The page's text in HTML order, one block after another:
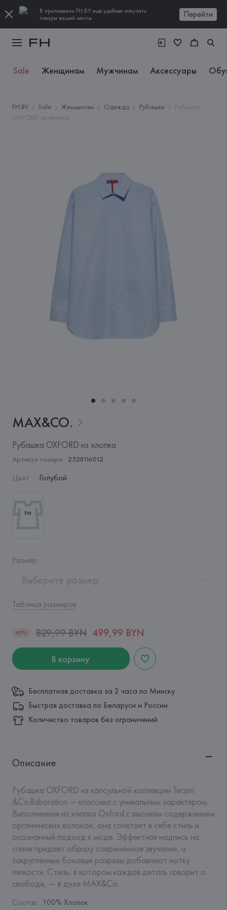
В приложении FH.BY еще удобнее покупать
товары вашей мечты
Перейти
Sale Женщинам Мужчинам Аксессуары
FH.BY Sale Женщинам Одежда Рубашки
Рубашка
OXFORD из хлопка
MAX&CO.
Рубашка OXFORD из хлопка
Артикул товара: 2528116012
Цвет: Голубой
Размер:
Выберите размер
Таблица размеров
40% 829,99 BYN 499,99 BYN
В корзину
Бесплатная доставка за 2 часа по Минску
Быстрая доставка по Беларуси и России
Количество товаров без ограничений
Описание
Рубашка OXFORD из капсульной коллекции Terzini
&Co.llaboration — классика с уникальным характером.
Выполненная из хлопка Oxford с высоким содержанием
органических волокон, она сочетает в себе стиль и
осознанный подход к моде. Эффектная надпись на
спине придает образу современное звучание, а
закругленные боковые разрезы добавляют нотку
легкости. Стиль, в котором каждая деталь говорит о
свободе, — в духе MAX&Co.
Состав: 100% Хлопок